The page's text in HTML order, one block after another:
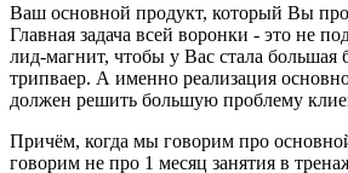
Ваш основной продукт, который Вы
Главная задача всей воронки - это не
лид-магнит, чтобы у Вас стала большая
трипваер. А именно реализация
должен решить большую проблему
Причём, когда мы говорим про
говорим не про 1 месяц занятия в